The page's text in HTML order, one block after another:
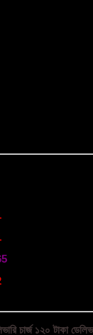
চার্জ ১২০ টাকা